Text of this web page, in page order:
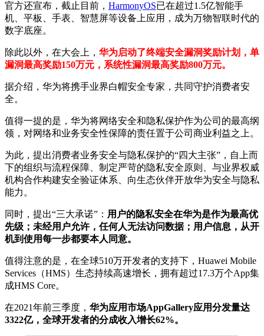
官方还宣布，截止目前， HarmonyOS已在超过1.5亿智能手
机、平板、手表、智慧屏等设备上应用，成为万物智联时代的
数字底座。
除此以外，在大会上， 华为启动了终端安全漏洞奖励计划，单
漏洞最高奖励150万元，系统性漏洞最高奖励800万元。
据介绍，华为将携手业界白帽安全专家，共同守护消费者安
全。
值得一提的是，华为将网络安全和隐私保护作为公司的最高纲
领，对网络和业务安全性保障的责任置于公司商业利益之上。
为此，提出消费者业务安全与隐私保护的“四大主张”，自上而
下的组织与流程保障、制定严苛的隐私安全原则、与业界权威
机构合作构建安全验证体系、向生态伙伴开放华为安全与隐私
能力。
同时，提出“三大承诺”： 用户的隐私安全在华为是作为最高优
先级；未经用户允许，任何人无法访问数据；用户信息，从开
机到使用每一步都要本人同意。
值得注意的是，在全球510万开发者的支持下，Huawei Mobile
Services（HMS）生态持续高速增长，拥有超过17.3万个App集
成HMS Core。
在2021年前三季度， 华为应用市场AppGallery应用分发量达
3322亿，全球开发者的分成收入增长62%。